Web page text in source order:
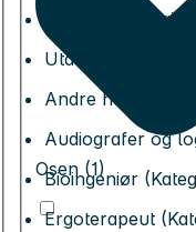
Yrke ikke oppgitt
Utdanning
Andre helseyrker
Audiografer og
Bioingeniør
Ergoterapeut
Osen (1)